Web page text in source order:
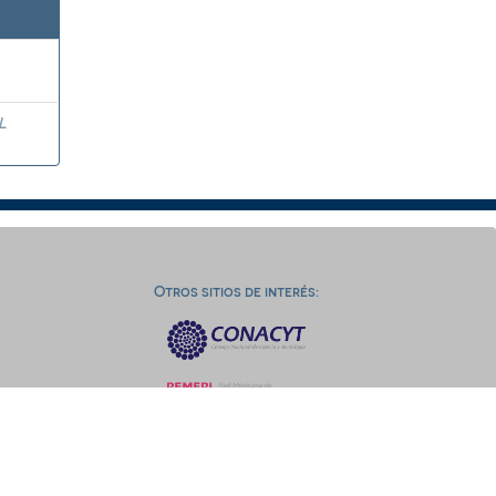
Otros sitios de interés: